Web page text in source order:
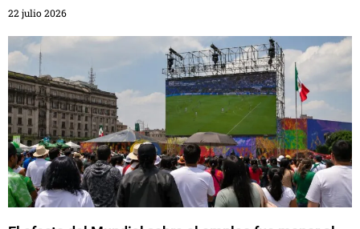
22 julio 2026